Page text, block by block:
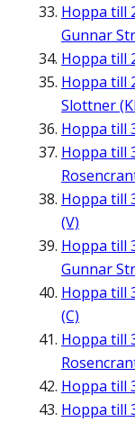
Hoppa till
Gunnar
Hoppa till
Hoppa till
Slottner
Hoppa till
Hoppa till
Hoppa till
(V)
Hoppa till
Gunnar
Hoppa till
(C)
Hoppa till
Hoppa till
Hoppa till